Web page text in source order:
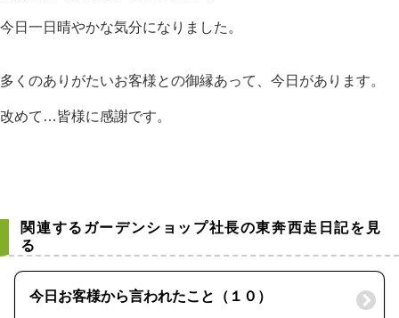
今日一日晴やかな気分になりました。
多くのありがたいお客様との御縁あって、今日があります。
改めて…皆様に感謝です。
関連するガーデンショップ社長の東奔西走日記を見
る
今日お客様から言われたこと（１０）